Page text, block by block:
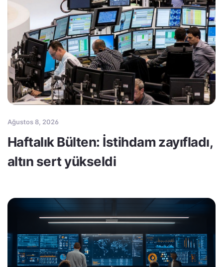
Ağustos 8, 2026
Haftalık Bülten: İstihdam zayıfladı,
altın sert yükseldi